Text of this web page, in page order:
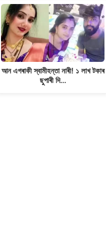
আন এগৰাকী স্বামীহন্তা নাৰী! ১ লাখ টকাৰ
ছুপাৰী দি…